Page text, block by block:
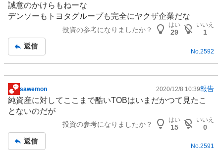
誠意のかけらもねーな
デンソーもトヨタグループも完全にヤクザ企業だな
投資の参考になりましたか？
はい
29
いいえ
1
返信
No. 2592
掲
示
板
sawemon 2020/12/8 10:39報告
純資産に対してここまで酷いTOBはいまだかつて見たこ
とないのだが
投資の参考になりましたか？
はい
15
いいえ
0
返信
No.2591